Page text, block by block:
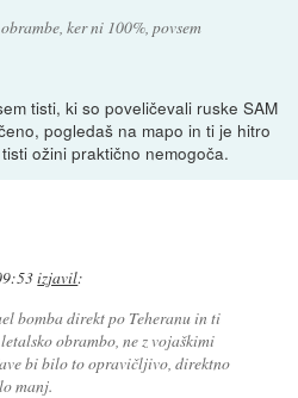
ker ni 100%, povsem
tisti, ki so poveličevali ruske SAM
pogledaš na mapo in ti je hitro
ožini praktično nemogoča.
izjavil:
bomba direkt po Teheranu in ti
obrambo, ne z vojaškimi
bi bilo to opravičljivo, direktno
manj.